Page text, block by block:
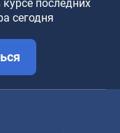
последних
сегодня